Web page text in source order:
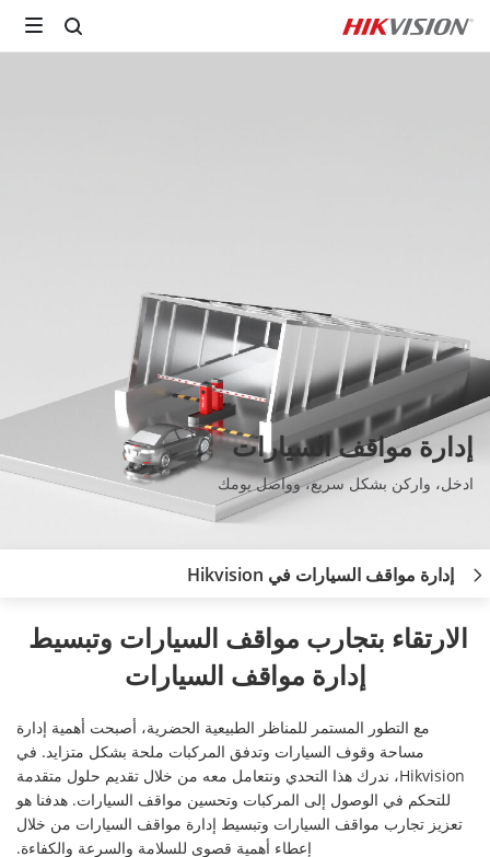
إدارة مواقف السيارات
ادخل، واركن بشكل سريع، وواصل يومك
إدارة مواقف السيارات في Hikvision
إدارة مواقف السيارات
مع التطور المستمر للمناظر الطبيعية الحضرية، أصبحت أهمية إدارة
مساحة وقوف السيارات وتدفق المركبات ملحة بشكل متزايد. في
Hikvision، ندرك هذا التحدي ونتعامل معه من خلال تقديم حلول متقدمة
للتحكم في الوصول إلى المركبات وتحسين مواقف السيارات. هدفنا هو
تعزيز تجارب مواقف السيارات وتبسيط إدارة مواقف السيارات من خلال
إعطاء أهمية قصوى للسلامة والسرعة والكفاءة.